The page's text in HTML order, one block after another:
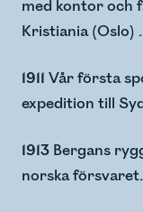
med kontor och
Kristiania (Oslo) .
1911 Vår första
expedition till
1913 Bergans
norska försvaret.